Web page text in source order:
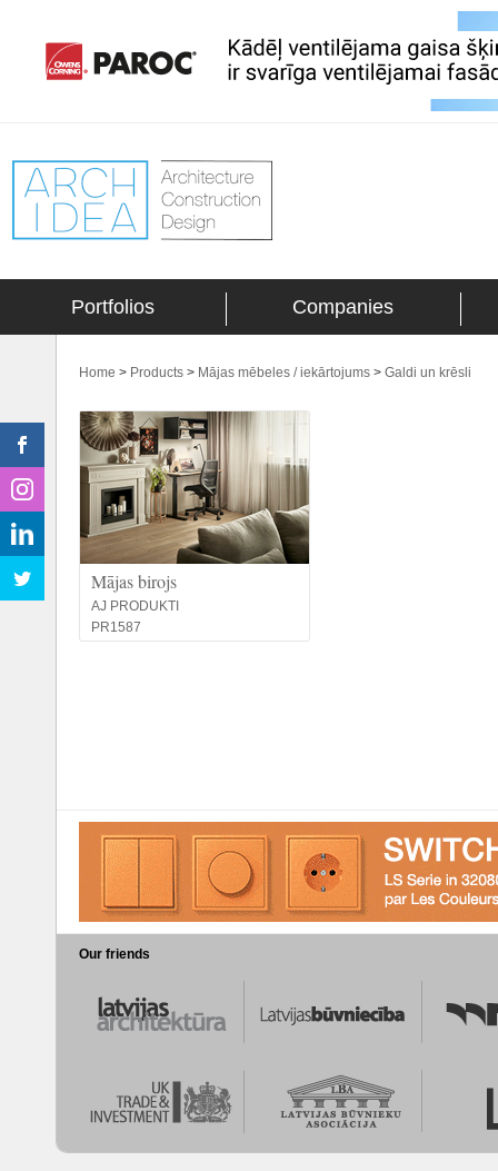
Portfolios Companies
Home > Products > Mājas mēbeles / iekārtojums > Galdi un krēsli
Mājas birojs
AJ PRODUKTI
PR1587
Our friends